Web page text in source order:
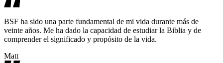
BSF ha sido una parte fundamental de mi vida durante más de
veinte años. Me ha dado la capacidad de estudiar la Biblia y de
comprender el significado y propósito de la vida.
Matt